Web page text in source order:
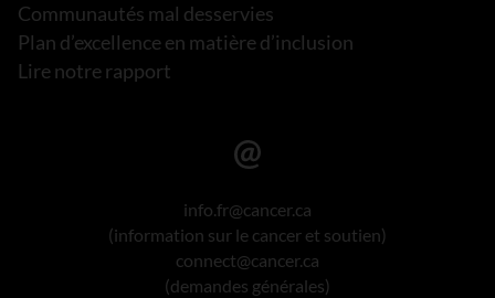
Communautés mal desservies
Plan d’excellence en matière d’inclusion
Lire notre rapport
info.fr@cancer.ca
(information sur le cancer et soutien)
connect@cancer.ca
(demandes générales)